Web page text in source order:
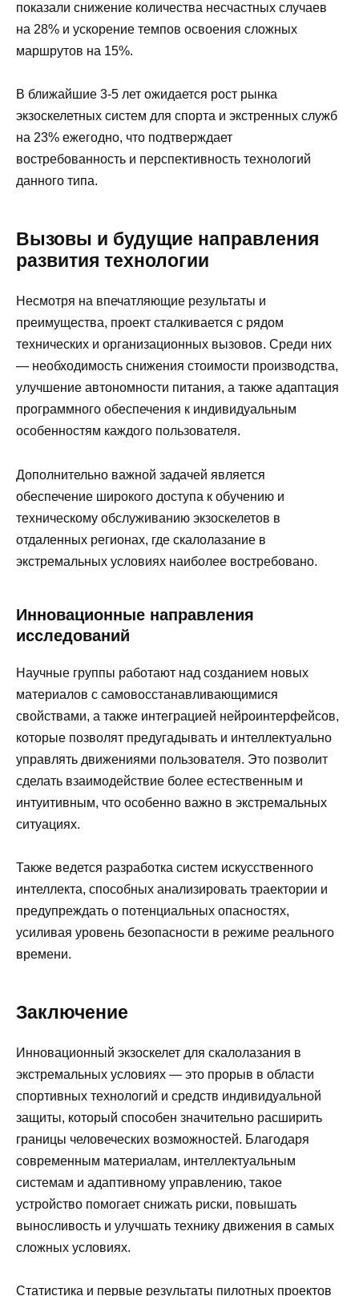
показали снижение количества несчастных случаев
на 28% и ускорение темпов освоения сложных
маршрутов на 15%.
В ближайшие 3-5 лет ожидается рост рынка
экзоскелетных систем для спорта и экстренных служб
на 23% ежегодно, что подтверждает
востребованность и перспективность технологий
данного типа.
Вызовы и будущие направления
развития технологии
Несмотря на впечатляющие результаты и
преимущества, проект сталкивается с рядом
технических и организационных вызовов. Среди них
— необходимость снижения стоимости производства,
улучшение автономности питания, а также адаптация
программного обеспечения к индивидуальным
особенностям каждого пользователя.
Дополнительно важной задачей является
обеспечение широкого доступа к обучению и
техническому обслуживанию экзоскелетов в
отдаленных регионах, где скалолазание в
экстремальных условиях наиболее востребовано.
Инновационные направления
исследований
Научные группы работают над созданием новых
материалов с самовосстанавливающимися
свойствами, а также интеграцией нейроинтерфейсов,
которые позволят предугадывать и интеллектуально
управлять движениями пользователя. Это позволит
сделать взаимодействие более естественным и
интуитивным, что особенно важно в экстремальных
ситуациях.
Также ведется разработка систем искусственного
интеллекта, способных анализировать траектории и
предупреждать о потенциальных опасностях,
усиливая уровень безопасности в режиме реального
времени.
Заключение
Инновационный экзоскелет для скалолазания в
экстремальных условиях — это прорыв в области
спортивных технологий и средств индивидуальной
защиты, который способен значительно расширить
границы человеческих возможностей. Благодаря
современным материалам, интеллектуальным
системам и адаптивному управлению, такое
устройство помогает снижать риски, повышать
выносливость и улучшать технику движения в самых
сложных условиях.
Статистика и первые результаты пилотных проектов